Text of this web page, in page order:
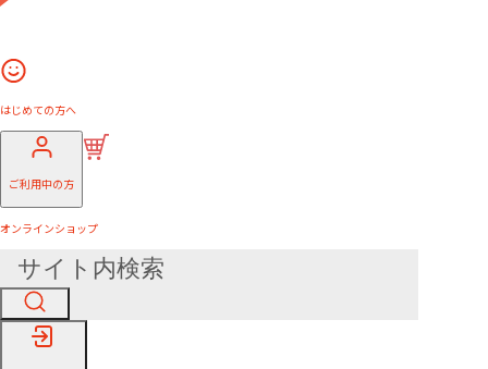
はじめての方へ
ご利用中の方
オンラインショップ